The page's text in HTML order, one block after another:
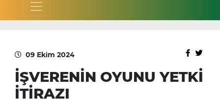
09 Ekim 2024
İŞVERENİN OYUNU YETKİ
İTİRAZI